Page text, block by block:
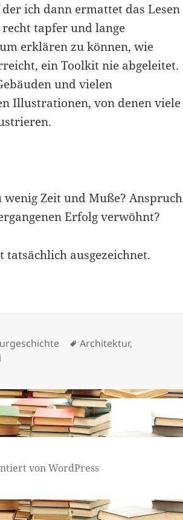
ich dann ermattet das Lesen
tapfer und lange
erklären zu können, wie
ein Toolkit nie abgeleitet.
und vielen
Illustrationen, von denen viele
wenig Zeit und Muße? Anspruch
Erfolg verwöhnt?
tatsächlich ausgezeichnet.
Schlagwörter
Architektur,
von WordPress